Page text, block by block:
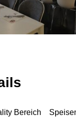
Bereich